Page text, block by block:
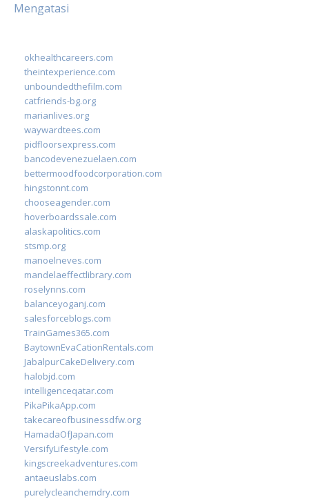
Mengatasi
okhealthcareers.com
theintexperience.com
unboundedthefilm.com
catfriends-bg.org
marianlives.org
waywardtees.com
pidfloorsexpress.com
bancodevenezuelaen.com
bettermoodfoodcorporation.com
hingstonnt.com
chooseagender.com
hoverboardssale.com
alaskapolitics.com
stsmp.org
manoelneves.com
mandelaeffectlibrary.com
roselynns.com
balanceyoganj.com
salesforceblogs.com
TrainGames365.com
BaytownEvaCationRentals.com
JabalpurCakeDelivery.com
halobjd.com
intelligenceqatar.com
PikaPikaApp.com
takecareofbusinessdfw.org
HamadaOfJapan.com
VersifyLifestyle.com
kingscreekadventures.com
antaeuslabs.com
purelycleanchemdry.com